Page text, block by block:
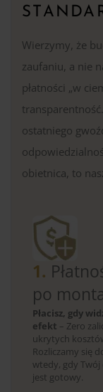
Wierzymy, że
zaufaniu, a nie
płatności „w
ostatniego
obietnica, to
1.
po
Płacisz, gdy
efekt – Zero
ukrytych
Rozliczamy się
wtedy, gdy Twój
jest gotowy.